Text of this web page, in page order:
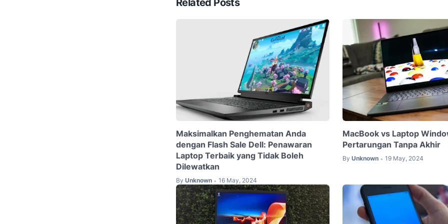
Maksimalkan Penghematan Anda
dengan Flash Sale Dell: Penawaran
Laptop Terbaik yang Tidak Boleh
Dilewatkan
By Unknown • 16 May, 2024
MacBook vs Laptop
Pertarungan Tanpa Akhir
By Unknown • 19 May, 2024